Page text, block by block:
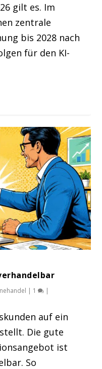
gilt es. Im
zentrale
bis 2028 nach
für den KI-
| 1 |
auf ein
Die gute
ist
So